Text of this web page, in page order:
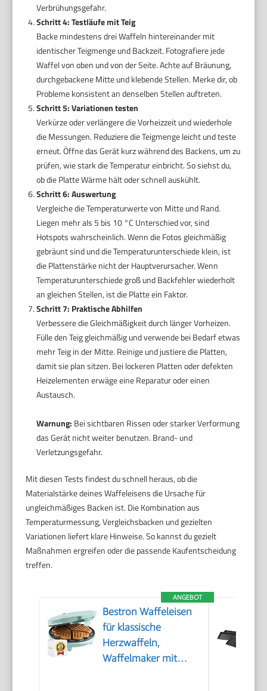
Verbrühungsgefahr.
Schritt 4: Testläufe mit Teig
Backe mindestens drei Waffeln hintereinander mit
identischer Teigmenge und Backzeit. Fotografiere jede
Waffel von oben und von der Seite. Achte auf Bräunung,
durchgebackene Mitte und klebende Stellen. Merke dir, ob
Probleme konsistent an denselben Stellen auftreten.
Schritt 5: Variationen testen
Verkürze oder verlängere die Vorheizzeit und wiederhole
die Messungen. Reduziere die Teigmenge leicht und teste
erneut. Öffne das Gerät kurz während des Backens, um zu
prüfen, wie stark die Temperatur einbricht. So siehst du,
ob die Platte Wärme hält oder schnell auskühlt.
Schritt 6: Auswertung
Vergleiche die Temperaturwerte von Mitte und Rand.
Liegen mehr als 5 bis 10 °C Unterschied vor, sind
Hotspots wahrscheinlich. Wenn die Fotos gleichmäßig
gebräunt sind und die Temperaturunterschiede klein, ist
die Plattenstärke nicht der Hauptverursacher. Wenn
Temperaturunterschiede groß und Backfehler wiederholt
an gleichen Stellen, ist die Platte ein Faktor.
Schritt 7: Praktische Abhilfen
Verbessere die Gleichmäßigkeit durch länger Vorheizen.
Fülle den Teig gleichmäßig und verwende bei Bedarf etwas
mehr Teig in der Mitte. Reinige und justiere die Platten,
damit sie plan sitzen. Bei lockeren Platten oder defekten
Heizelementen erwäge eine Reparatur oder einen
Austausch.
Warnung: Bei sichtbaren Rissen oder starker Verformung
das Gerät nicht weiter benutzen. Brand- und
Verletzungsgefahr.
Mit diesen Tests findest du schnell heraus, ob die
Materialstärke deines Waffeleisens die Ursache für
ungleichmäßiges Backen ist. Die Kombination aus
Temperaturmessung, Vergleichsbacken und gezielten
Variationen liefert klare Hinweise. So kannst du gezielt
Maßnahmen ergreifen oder die passende Kaufentscheidung
treffen.
ANGEBOT
Bestron Waffeleisen
für klassische
Herzwaffeln,
Waffelmaker mit